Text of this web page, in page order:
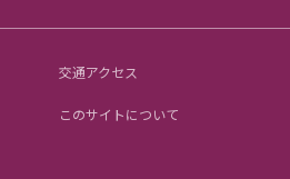
交通アクセス
このサイトについて